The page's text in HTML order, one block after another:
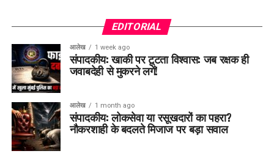
EDITORIAL
आलेख 1 week ago
संपादकीय: खाकी पर टूटता विश्वास: जब रक्षक ही
जवाबदेही से मुकरने लगें!
आलेख 1 month ago
संपादकीय: लोकसेवा या रसूखदारों का पहरा?
नौकरशाही के बदलते मिजाज पर बड़ा सवाल